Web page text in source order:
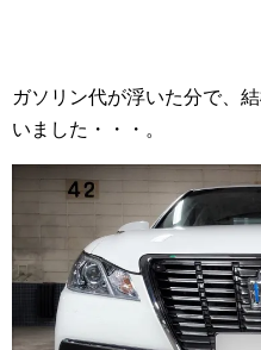
ガソリン代が浮いた分で、
いました・・・。